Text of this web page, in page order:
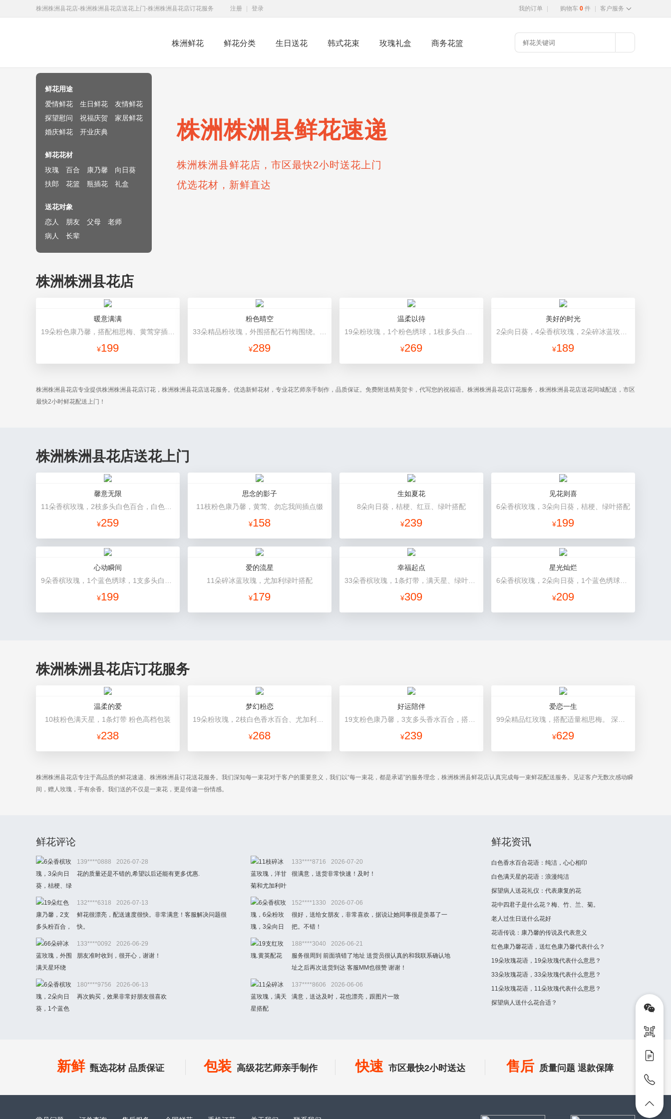
株洲株洲县花店-株洲株洲县花店送花上门-株洲株洲县花店订花服务 注册 登录 我的订单 购物车 0 件 客户服务
株洲鲜花 鲜花分类 生日送花 韩式花束 玫瑰礼盒 商务花篮
株洲株洲县鲜花速递
株洲株洲县鲜花店，市区最快2小时送花上门
优选花材，新鲜直达
鲜花用途
爱情鲜花
生日鲜花
友情鲜花
探望慰问
祝福庆贺
家居鲜花
婚庆鲜花
开业庆典
鲜花花材
玫瑰
百合 康乃馨
向日葵
扶郎
花篮 瓶插花 礼盒
送花对象
恋人
朋友 父母
老师
病人
长辈
株洲株洲县花店
暖意满满
¥199
粉色晴空
¥289
温柔以待
¥269
美好的时光
¥189
株洲株洲县花店专业提供株洲株洲县花店订花，株洲株洲县花店送花服务。优选新鲜花材，专业花艺师亲手制作，品质保证。免费附送精美贺卡，代写您的祝福语。株洲株洲县花店订花服务，株洲株洲县花店送花同城配送，市区
最快2小时鲜花配送上门！
株洲株洲县花店送花上门
馨意无限
¥259
思念的影子
11枝粉色康乃馨，黄莺、勿忘我间插点缀
¥158
生如夏花
8朵向日葵，桔梗、红豆、绿叶搭配
¥239
见花则喜
6朵香槟玫瑰，3朵向日葵，桔梗、绿叶搭配
¥199
心动瞬间
¥199
爱的流星
11朵碎冰蓝玫瑰，尤加利绿叶搭配
¥179
幸福起点
¥309
星光灿烂
¥209
株洲株洲县花店订花服务
温柔的爱
10枝粉色满天星，1条灯带 粉色高档包装
¥238
梦幻粉恋
¥268
好运陪伴
¥239
爱恋一生
¥629
株洲株洲县花店专注于高品质的鲜花速递、株洲株洲县订花送花服务。我们深知每一束花对于客户的重要意义，我们以“每一束花，都是承诺”的服务理念，株洲株洲县鲜花店认真完成每一束鲜花配送服务。见证客户无数次感动瞬
间，赠人玫瑰，手有余香。我们送的不仅是一束花，更是传递一份情感。
鲜花评论
139****0888
2026-07-28
花的质量还是不错的,希望以后还能有更多优惠.
133****8716
2026-07-20
很满意，送货非常快速！及时！
132****6318
2026-07-13
鲜花很漂亮，配送速度很快。非常满意！客服解决问题很
快。
152****1330
2026-07-06
很好，送给女朋友，非常喜欢，据说让她同事很是羡慕了一
把。不错！
133****0092
2026-06-29
朋友准时收到，很开心，谢谢！
188****3040
2026-06-21
服务很周到 前面填错了地址 送货员很认真的和我联系确认地
址之后再次送货到达 客服MM也很赞 谢谢！
180****9756
2026-06-13
再次购买，效果非常好朋友很喜欢
137****8606
2026-06-06
满意，送达及时，花也漂亮，跟图片一致
鲜花资讯
白色香水百合花语：纯洁，心心相印
白色满天星的花语：浪漫纯洁
探望病人送花礼仪：代表康复的花
花中四君子是什么花？梅、竹、兰、菊。
老人过生日送什么花好
花语传说：康乃馨的传说及代表意义
红色康乃馨花语，送红色康乃馨代表什么？
19朵玫瑰花语，19朵玫瑰代表什么意思？
33朵玫瑰花语，33朵玫瑰代表什么意思？
11朵玫瑰花语，11朵玫瑰代表什么意思？
探望病人送什么花合适？
新鲜 甄选花材 品质保证 包装 高级花艺师亲手制作 快速 市区最快2小时送达 售后 质量问题 退款保障